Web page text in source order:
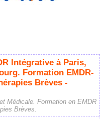
Intégrative à Paris,
Formation EMDR-
Brèves -
Médicale. Formation en EMDR
Brèves.